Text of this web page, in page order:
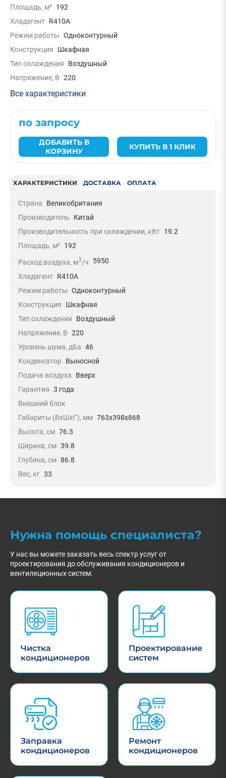
Площадь, м² 192
Хладагент R410A
Режим работы Одноконтурный
Конструкция
Шкафная
Тип охлаждения
Воздушный
Напряжение, В 220
Все характеристики
по запросу
ДОБАВИТЬ В
КОРЗИНУ
КУПИТЬ В 1 КЛИК
ХАРАКТЕРИСТИКИ ДОСТАВКА ОПЛАТА
Страна
Великобритания
Производитель
Китай
Производительность при охлаждении, кВт 19.2
Площадь, м² 192
Расход воздуха, м3/ч
5950
Хладагент R410A
Режим работы Одноконтурный
Конструкция
Шкафная
Тип охлаждения
Воздушный
Напряжение, В 220
Уровень шума, дБа 46
Конденсатор
Выносной
Подача воздуха
Вверх
Гарантия 3 года
Внешний блок
Габариты (ВхШхГ), мм 763x398x868
Высота, см 76.3
Ширина, см 39.8
Глубина, см 86.8
Вес, кг 33
Нужна помощь специалиста?
У нас вы можете заказать весь спектр услуг от
проектирования до обслуживания кондиционеров и
вентиляционных систем:
Чистка
кондиционеров
Проектирование
систем
Заправка
кондиционеров
Ремонт
кондиционеров